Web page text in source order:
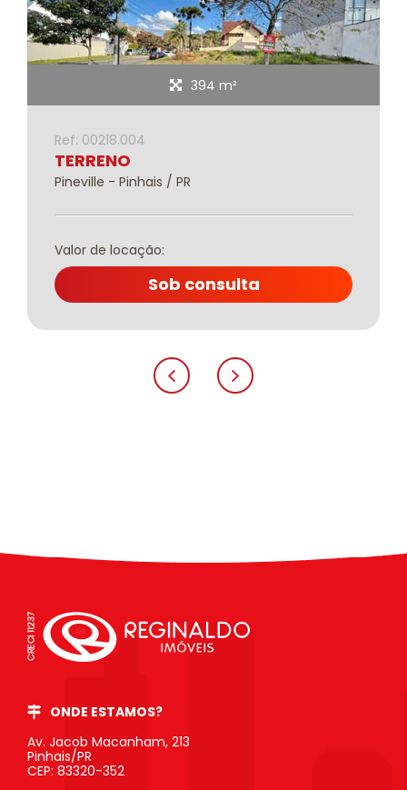
394 m²
Ref: 00218.004
TERRENO
Pineville - Pinhais / PR
Valor de locação:
Sob consulta
ONDE ESTAMOS?
Av. Jacob Macanham, 213
Pinhais/PR
CEP: 83320-352